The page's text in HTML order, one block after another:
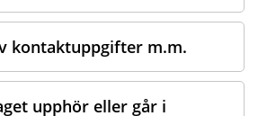
kontaktuppgifter m.m.
upphör eller går i